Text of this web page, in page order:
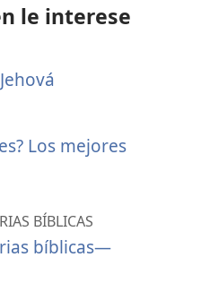
le interese
Los mejores
BÍBLICAS
bíblicas—